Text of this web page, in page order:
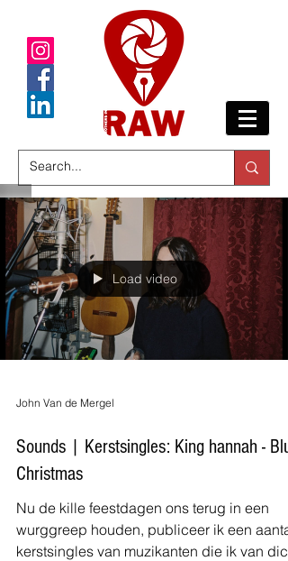
Load video
John Van de Mergel
Sounds | Kerstsingles: King hannah - Blue
Christmas
Nu de kille feestdagen ons terug in een
wurggreep houden, publiceer ik een aantal
kerstsingles van muzikanten die ik van